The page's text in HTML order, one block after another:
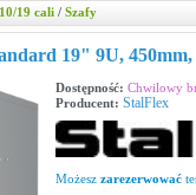
19 cali / Szafy
19" 9U,
Dostępność: Chwilowy
Producent: StalFlex
Możesz zarezerwować